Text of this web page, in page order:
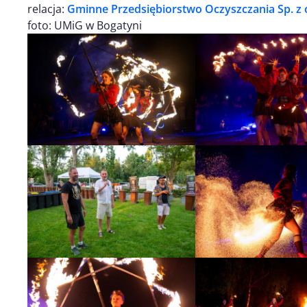
relacja: Gminne Przedsiębiorstwo Oczyszczania Sp. z
foto: UMiG w Bogatyni